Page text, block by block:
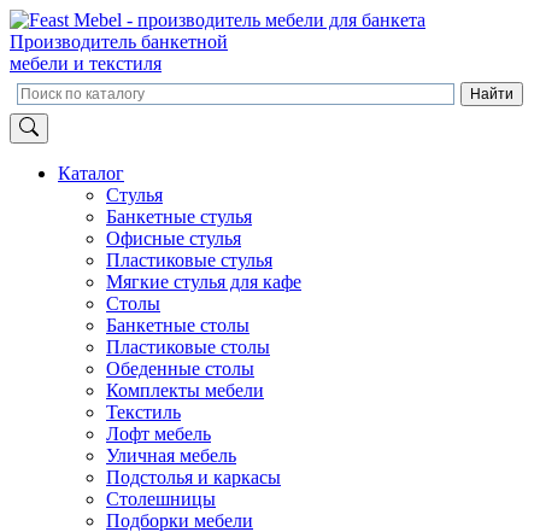
Производитель банкетной
мебели и текстиля
Каталог
Стулья
Банкетные стулья
Офисные стулья
Пластиковые стулья
Мягкие стулья для кафе
Столы
Банкетные столы
Пластиковые столы
Обеденные столы
Комплекты мебели
Текстиль
Лофт мебель
Уличная мебель
Подстолья и каркасы
Столешницы
Подборки мебели